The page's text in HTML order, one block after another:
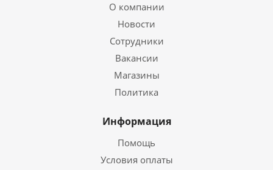
О компании
Новости
Сотрудники
Вакансии
Магазины
Политика
Информация
Помощь
Условия оплаты